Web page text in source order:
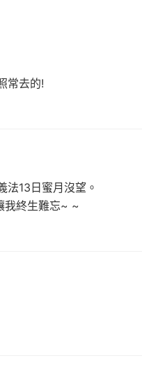
常去的!
法13日蜜月沒望。
我終生難忘~ ~